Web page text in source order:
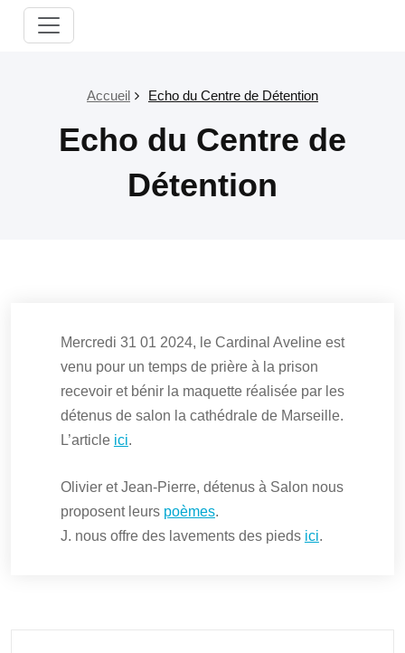
Passer
Paroisse
Salon
Accueil
Echo du Centre de Détention
Echo du Centre de
Détention
Mercredi 31 01 2024, le Cardinal Aveline est
venu pour un temps de prière à la prison
recevoir et bénir la maquette réalisée par les
détenus de salon la cathédrale de Marseille.
L’article ici.
Olivier et Jean-Pierre, détenus à Salon nous
proposent leurs poèmes.
J. nous offre des lavements des pieds ici.